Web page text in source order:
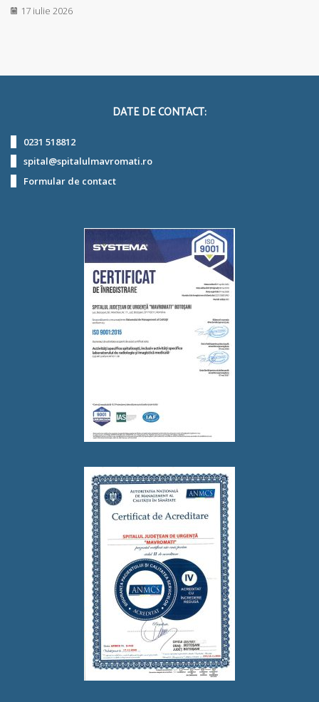
17 iulie 2026
DATE DE CONTACT:
0231 518812
spital@spitalulmavromati.ro
Formular de contact